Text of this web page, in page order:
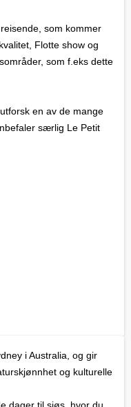
som kommer
Flotte show og
som f.eks dette
en av de mange
særlig Le Petit
i Australia, og gir
og kulturelle
dager til sjøs, hvor du